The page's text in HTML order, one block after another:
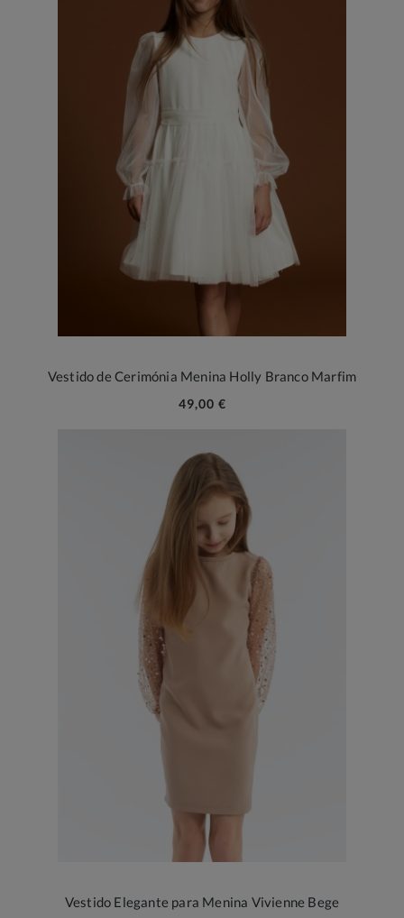
Vestido de Cerimónia Menina Holly Branco Marfim
49,00 €
Vestido Elegante para Menina Vivienne Bege